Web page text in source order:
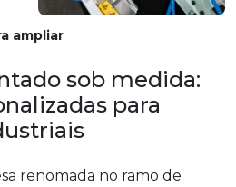
ampliar
sob medida:
para
renomada no ramo de